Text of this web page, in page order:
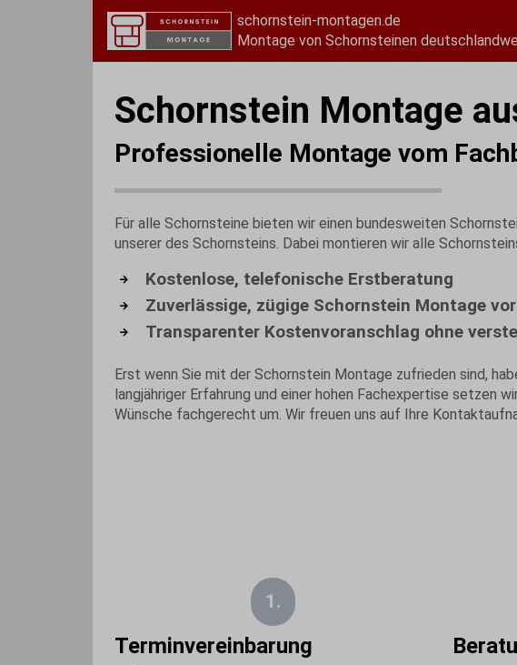
schornstein-montagen.de
Montage von Schornsteinen
Schornstein Montage
Professionelle Montage vom
Für alle Schornsteine bieten wir einen bundesweiten
unserer des Schornsteins. Dabei montieren wir alle
Kostenlose, telefonische Erstberatung
Zuverlässige, zügige Schornstein Montage
Transparenter Kostenvoranschlag ohne
Erst wenn Sie mit der Schornstein Montage zufrieden sind,
langjähriger Erfahrung und einer hohen Fachexpertise setzen
Wünsche fachgerecht um. Wir freuen uns auf Ihre
1.
Terminvereinbarung